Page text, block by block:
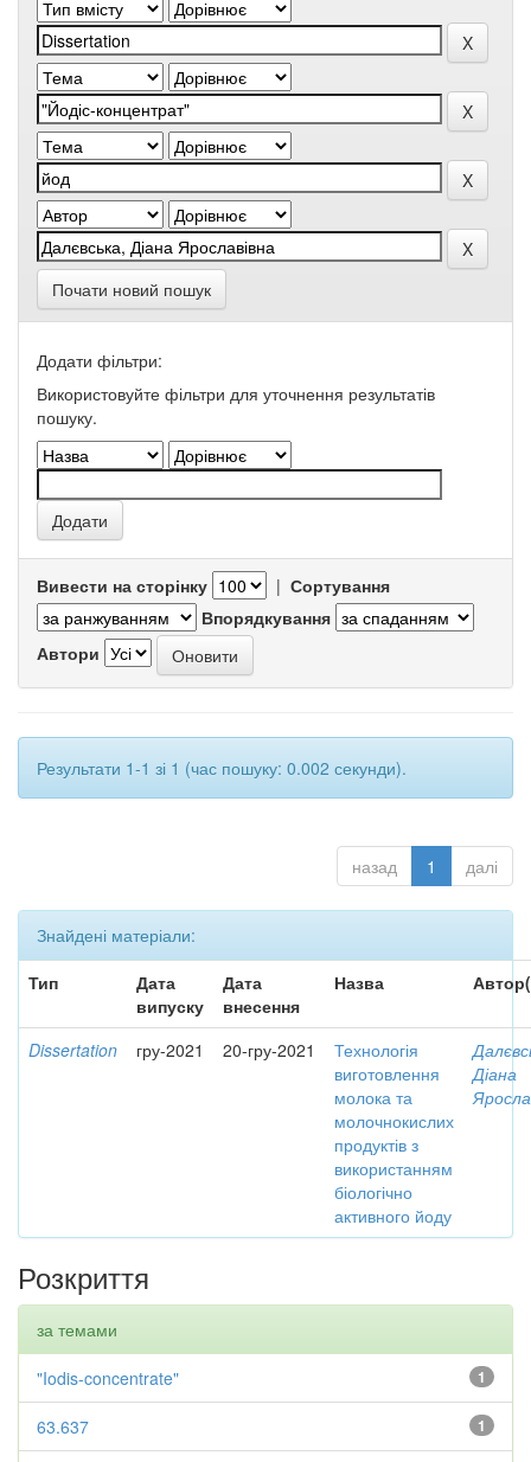
Почати новий пошук
Додати фільтри:
Використовуйте фільтри для уточнення результатів
пошуку.
Вивести на сторінку | Сортування
Впорядкування
Автори
Результати 1-1 зі 1 (час пошуку: 0.002 секунди).
назад 1 далі
Знайдені матеріали:
Тип
Дата
випуску
Дата
внесення
Назва
Dissertation гру-2021 20-гру-2021
Технологія
виготовлення
молока та
молочнокислих
продуктів з
використанням
біологічно
активного йоду
Діана
Розкриття
за темами
1
"Iodis-concentrate"
1
63.637